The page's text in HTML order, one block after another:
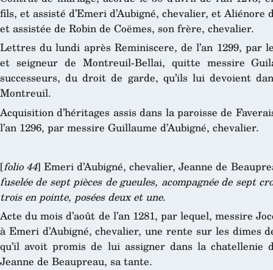
fils, et assisté d’Emeri d’Aubigné, chevalier, et Aliénore
et assistée de Robin de Coëmes, son frère, chevalier.
Lettres du lundi après Reminiscere, de l’an 1299, par
et seigneur de Montreuil-Bellai, quitte messire
successeurs, du droit de garde, qu’ils lui devoient
Montreuil.
Acquisition d’héritages assis dans la paroisse de
l’an 1296, par messire Guillaume d’Aubigné, chevalier.
[folio 44] Emeri d’Aubigné, chevalier, Jeanne de
fuselée de sept pièces de gueules, acompagnée de sept
trois en pointe, posées deux et une.
Acte du mois d’août de l’an 1281, par lequel, messire
à Emeri d’Aubigné, chevalier, une rente sur les dimes
qu’il avoit promis de lui assigner dans la chatellenie
Jeanne de Beaupreau, sa tante.